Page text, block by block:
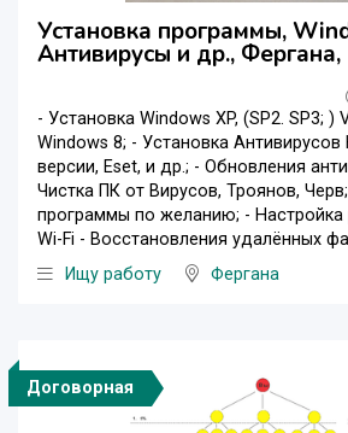
Установка программы,
Антивирусы и др.,
- Установка Windows XP, (SP2. SP3; )
Windows 8; - Установка Антивирусов
версии, Eset, и др.; - Обновления
Чистка ПК от Вирусов, Троянов,
программы по желанию; - Настройка
Wi-Fi - Восстановления удалённых
Ищу работу
Фергана
Договорная